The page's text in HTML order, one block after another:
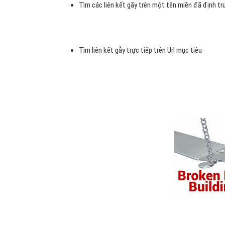
Tìm các liên kết gãy trên một tên miền đã định
Tìm liên kết gẫy trực tiếp trên Url mục tiêu